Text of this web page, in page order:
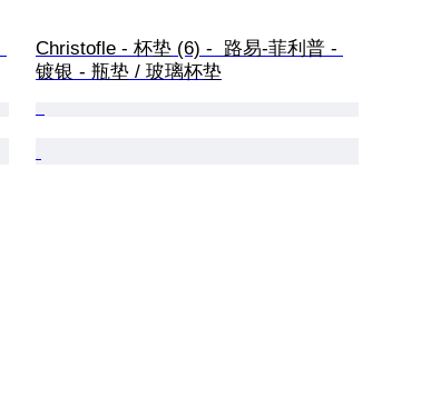
Christofle - 杯垫 (6) -  路易-菲利普 -
镀银 - 瓶垫 / 玻璃杯垫